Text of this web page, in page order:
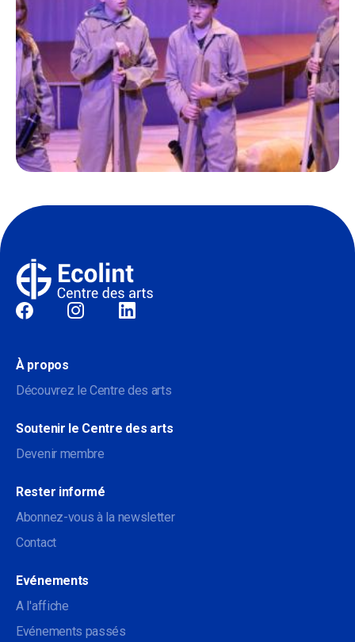
Sociale
À propos
Découvrez le Centre des arts
Soutenir le Centre des arts
Devenir membre
Rester informé
Abonnez-vous à la newsletter
Contact
Evénements
A l'affiche
Evénements passés